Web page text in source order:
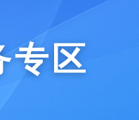
专区